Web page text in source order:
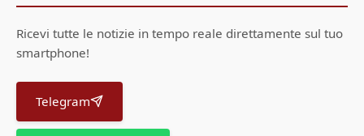
Ricevi tutte le notizie in tempo reale direttamente sul tuo
smartphone!
Telegram